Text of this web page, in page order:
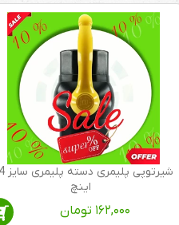
اینچ
۱۶۲,۰۰۰ تومان